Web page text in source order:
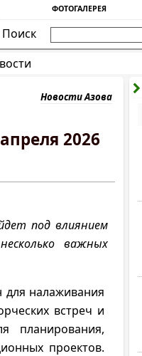
ФОТОГАЛЕРЕЯ
Поиск
Новости Азова
2026
под влиянием
важных
для налаживания
встреч и
планирования,
проектов.